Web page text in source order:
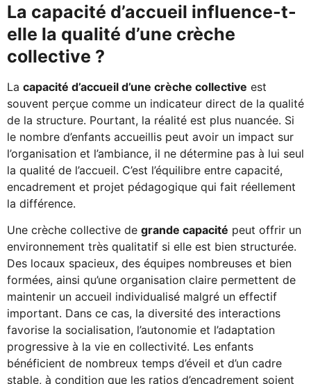
La capacité d’accueil influence-t-
elle la qualité d’une crèche
collective ?
La capacité d’accueil d’une crèche collective est
souvent perçue comme un indicateur direct de la qualité
de la structure. Pourtant, la réalité est plus nuancée. Si
le nombre d’enfants accueillis peut avoir un impact sur
l’organisation et l’ambiance, il ne détermine pas à lui seul
la qualité de l’accueil. C’est l’équilibre entre capacité,
encadrement et projet pédagogique qui fait réellement
la différence.
Une crèche collective de grande capacité peut offrir un
environnement très qualitatif si elle est bien structurée.
Des locaux spacieux, des équipes nombreuses et bien
formées, ainsi qu’une organisation claire permettent de
maintenir un accueil individualisé malgré un effectif
important. Dans ce cas, la diversité des interactions
favorise la socialisation, l’autonomie et l’adaptation
progressive à la vie en collectivité. Les enfants
bénéficient de nombreux temps d’éveil et d’un cadre
stable, à condition que les ratios d’encadrement soient